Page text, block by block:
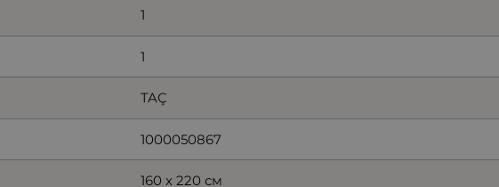
1
1
TAÇ
1000050867
160 х 220 см